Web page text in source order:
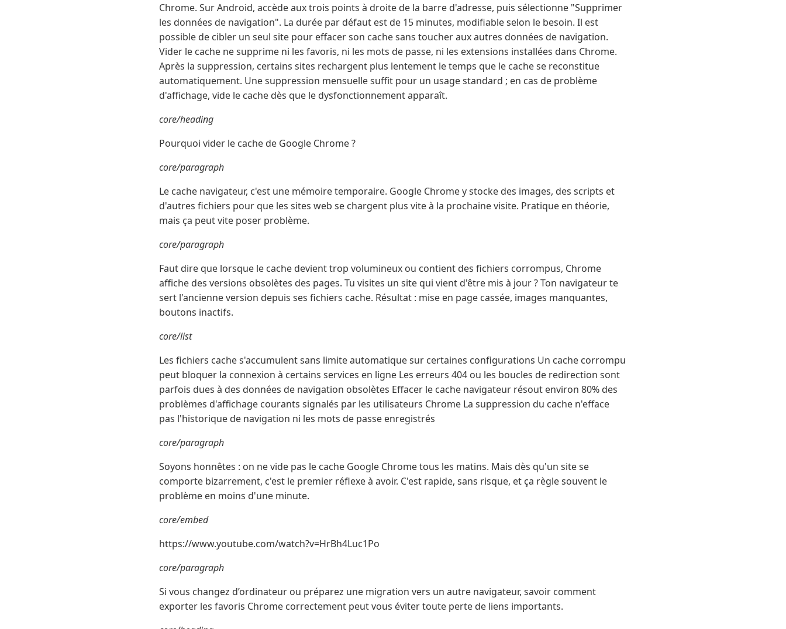
Chrome. Sur Android, accède aux trois points à droite de la barre d'adresse, puis sélectionne "Supprimer
les données de navigation". La durée par défaut est de 15 minutes, modifiable selon le besoin. Il est
possible de cibler un seul site pour effacer son cache sans toucher aux autres données de navigation.
Vider le cache ne supprime ni les favoris, ni les mots de passe, ni les extensions installées dans Chrome.
Après la suppression, certains sites rechargent plus lentement le temps que le cache se reconstitue
automatiquement. Une suppression mensuelle suffit pour un usage standard ; en cas de problème
d'affichage, vide le cache dès que le dysfonctionnement apparaît.
core/heading
Pourquoi vider le cache de Google Chrome ?
core/paragraph
Le cache navigateur, c'est une mémoire temporaire. Google Chrome y stocke des images, des scripts et
d'autres fichiers pour que les sites web se chargent plus vite à la prochaine visite. Pratique en théorie,
mais ça peut vite poser problème.
core/paragraph
Faut dire que lorsque le cache devient trop volumineux ou contient des fichiers corrompus, Chrome
affiche des versions obsolètes des pages. Tu visites un site qui vient d'être mis à jour ? Ton navigateur te
sert l'ancienne version depuis ses fichiers cache. Résultat : mise en page cassée, images manquantes,
boutons inactifs.
core/list
Les fichiers cache s'accumulent sans limite automatique sur certaines configurations Un cache corrompu
peut bloquer la connexion à certains services en ligne Les erreurs 404 ou les boucles de redirection sont
parfois dues à des données de navigation obsolètes Effacer le cache navigateur résout environ 80% des
problèmes d'affichage courants signalés par les utilisateurs Chrome La suppression du cache n'efface
pas l'historique de navigation ni les mots de passe enregistrés
core/paragraph
Soyons honnêtes : on ne vide pas le cache Google Chrome tous les matins. Mais dès qu'un site se
comporte bizarrement, c'est le premier réflexe à avoir. C'est rapide, sans risque, et ça règle souvent le
problème en moins d'une minute.
core/embed
https://www.youtube.com/watch?v=HrBh4Luc1Po
core/paragraph
Si vous changez d’ordinateur ou préparez une migration vers un autre navigateur, savoir comment
exporter les favoris Chrome correctement peut vous éviter toute perte de liens importants.